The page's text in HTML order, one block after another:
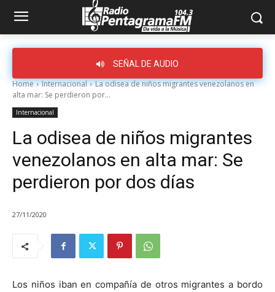
SEÑAL DE AUDIO
Home Internacional
La odisea de niños migrantes venezolanos en
alta mar: Se perdieron por...
Internacional
La odisea de niños migrantes
venezolanos en alta mar: Se
perdieron por dos días
27/11/2020
Los niños iban en compañía de otros migrantes a bordo